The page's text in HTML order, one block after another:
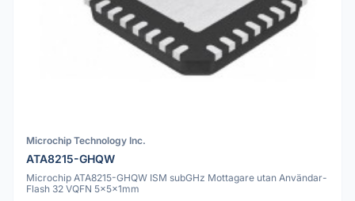
Microchip Technology Inc.
ATA8215-GHQW
Microchip ATA8215-GHQW ISM subGHz Mottagare utan Användar-
Flash 32 VQFN 5x5x1mm